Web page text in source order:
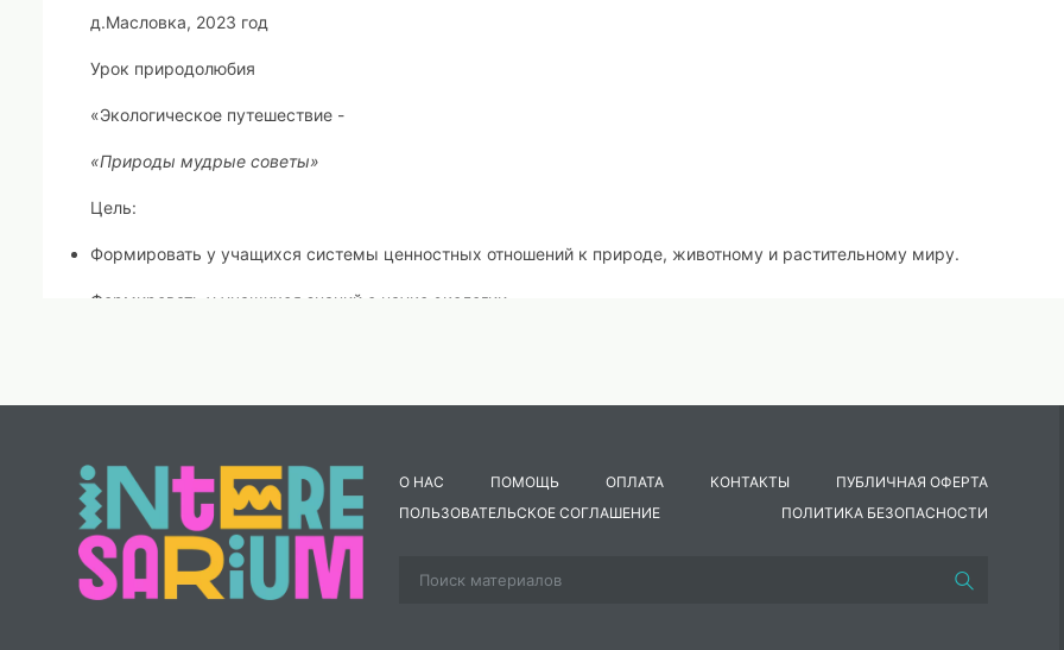
д.Масловка, 2023 год
Урок природолюбия
«Экологическое путешествие -
«Природы мудрые советы»
Цель:
Формировать у учащихся системы ценностных отношений к природе, животному и растительному миру.
Формировать у учащихся знаний о науке экологии.
Развивать речь учащихся, познавательную активность, индивидуальные способности в процессе творческих заданий;
Воспитывать дружный коллектив, способный принимать решения, уважая друг друга.
Оборудование:
О НАС ПОМОЩЬ ОПЛАТА КОНТАКТЫ
ПУБЛИЧНАЯ ОФЕРТА
ПОЛЬЗОВАТЕЛЬСКОЕ СОГЛАШЕНИЕ
ПОЛИТИКА БЕЗОПАСНОСТИ